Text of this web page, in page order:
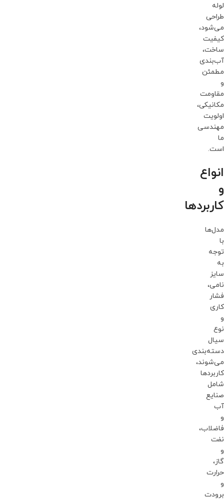
لوله
طراحی
می‌شود،
کیفیت
ساخت،
آب‌بندی
مطمئن
و
مقاومت
مکانیکی،
اولویت
مهندسی
ما
است.
انواع
و
کاربردها
مدل‌ها
با
توجه
به
سایز
نامی،
فشار
کاری
و
نوع
سیال
دسته‌بندی
می‌شوند،
کاربردها
شامل
صنایع
آب
و
فاضلاب،
نفت
و
گاز،
حرارت
و
برودت